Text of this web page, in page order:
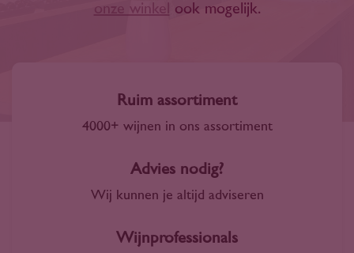
onze winkel
ook mogelijk.
Ruim assortiment
4000+ wijnen in ons assortiment
Advies nodig?
Wij kunnen je altijd adviseren
Wijnprofessionals